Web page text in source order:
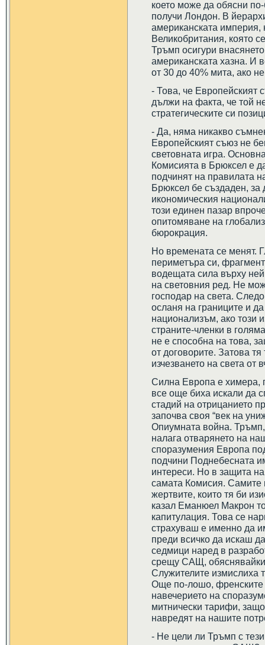
което може да обясни
получи Лондон. В
американската
Великобритания, която
Тръмп осигури
американската хазна. И
от 30 до 40% мита, ако
- Това, че Европейският
дължи на факта, че той
стратегическите си
- Да, няма никакво
Европейският съюз не
световната игра.
Комисията в Брюксел е
подчинят на правилата
Брюксел бе създаден, за
икономическия
този единен пазар
опитомяване на
бюрокрация.
Но времената се менят.
периметъра си,
водещата сила върху
на световния ред. Не
господар на света.
осланя на границите и
национализъм, ако този
страните-членки в
не е способна на това,
от договорите. Затова
изчезването на света от
Силна Европа е химера,
все още биха искали да
стадий на отрицанието
започва своя “век на
Опиумната война.
налага отварянето на
споразумения Европа
подчини Поднебесната
интереси. Но в защита
самата Комисия. Самите
жертвите, които тя би
казал Еманюел Макрон
капитулация. Това се
страхуваш е именно да
преди всичко да искаш
седмици наред в
срещу САЩ,
Служителите измислиха
Още по-лошо, френските
навечерието на
митнически тарифи,
навредят на нашите
- Не цели ли Тръмп с